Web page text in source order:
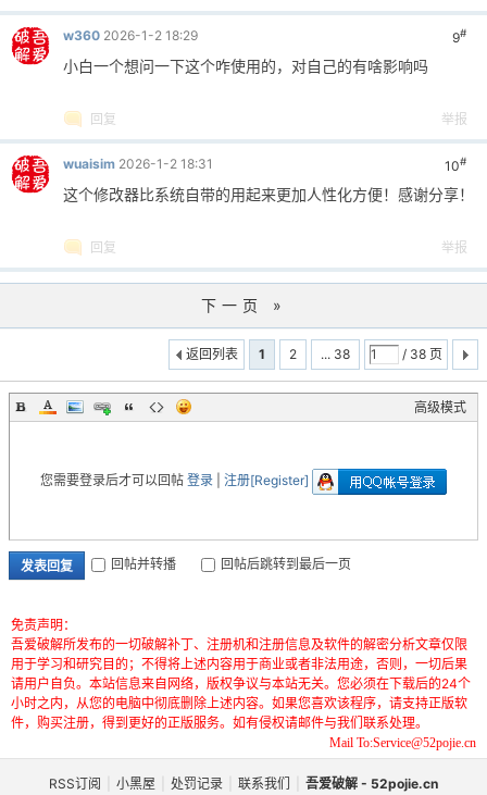
9#
w360 2026-1-2 18:29
小白一个想问一下这个咋使用的，对自己的有啥影响吗
回复 举报
10#
wuaisim 2026-1-2 18:31
这个修改器比系统自带的用起来更加人性化方便！感谢分享！
回复 举报
下一页 »
1 2 ... 38 / 38 页
返回列表
高级模式
您需要登录后才可以回帖 登录 注册[Register]
发表回复 回帖并转播 回帖后跳转到最后一页
免责声明：
吾爱破解所发布的一切破解补丁、注册机和注册信息及软件的解密分析文章仅限
用于学习和研究目的；不得将上述内容用于商业或者非法用途，否则，一切后果
请用户自负。本站信息来自网络，版权争议与本站无关。您必须在下载后的24个
小时之内，从您的电脑中彻底删除上述内容。如果您喜欢该程序，请支持正版软
件，购买注册，得到更好的正版服务。如有侵权请邮件与我们联系处理。
Mail To:Service@52pojie.cn
RSS订阅 小黑屋 处罚记录 联系我们 吾爱破解 - 52pojie.cn